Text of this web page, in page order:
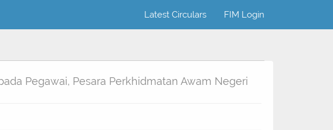
Latest Circulars FIM Login
Pegawai, Pesara Perkhidmatan Awam Negeri